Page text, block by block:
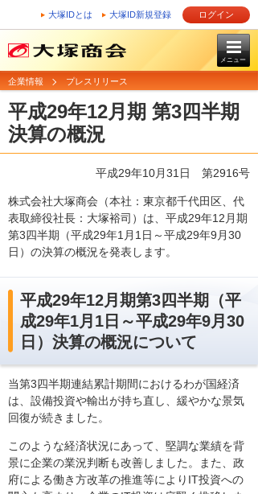
大塚IDとは 大塚ID新規登録 ログイン
メニュー
企業情報 プレスリリース
平成29年12月期 第3四半期
決算の概況
平成29年10月31日 第2916号
株式会社大塚商会（本社：東京都千代田区、代
表取締役社長：大塚裕司）は、平成29年12月期
第3四半期（平成29年1月1日～平成29年9月30
日）の決算の概況を発表します。
平成29年12月期第3四半期（平
成29年1月1日～平成29年9月30
日）決算の概況について
当第3四半期連結累計期間におけるわが国経済
は、設備投資や輸出が持ち直し、緩やかな景気
回復が続きました。
このような経済状況にあって、堅調な業績を背
景に企業の業況判断も改善しました。また、政
府による働き方改革の推進等によりIT投資への